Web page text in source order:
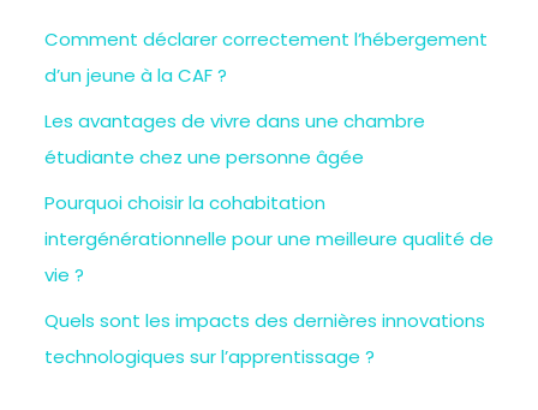
Comment déclarer correctement l’hébergement
d’un jeune à la CAF ?
Les avantages de vivre dans une chambre
étudiante chez une personne âgée
Pourquoi choisir la cohabitation
intergénérationnelle pour une meilleure qualité de
vie ?
Quels sont les impacts des dernières innovations
technologiques sur l’apprentissage ?